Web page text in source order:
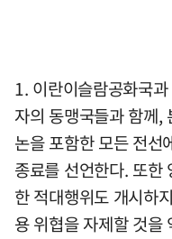
1. 이란이슬람공화국
자의 동맹국들과 함께,
논을 포함한 모든 전선
종료를 선언한다. 또한
한 적대행위도 개시하
용 위협을 자제할 것을